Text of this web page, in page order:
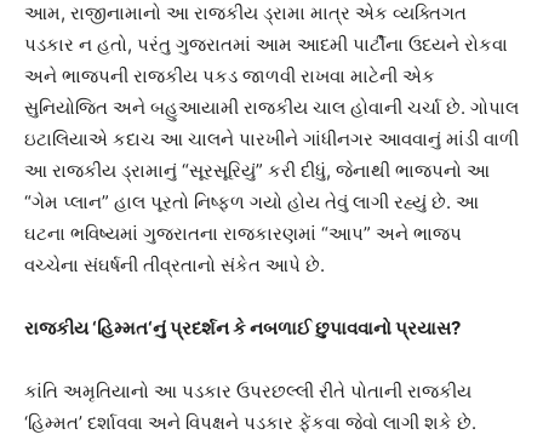
આમ, રાજીનામાનો આ રાજકીય ડ્રામા માત્ર એક વ્યક્તિગત
પડકાર ન હતો, પરંતુ ગુજરાતમાં આમ આદમી પાર્ટીના ઉદયને રોકવા
અને ભાજપની રાજકીય પકડ જાળવી રાખવા માટેની એક
સુનિયોજિત અને બહુઆયામી રાજકીય ચાલ હોવાની ચર્ચા છે. ગોપાલ
ઇટાલિયાએ કદાચ આ ચાલને પારખીને ગાંધીનગર આવવાનું માંડી વાળી
આ રાજકીય ડ્રામાનું “સૂરસૂરિયું” કરી દીધું, જેનાથી ભાજપનો આ
“ગેમ પ્લાન” હાલ પૂરતો નિષ્ફળ ગયો હોય તેવું લાગી રહ્યું છે. આ
ઘટના ભવિષ્યમાં ગુજરાતના રાજકારણમાં “આપ” અને ભાજપ
વચ્ચેના સંઘર્ષની તીવ્રતાનો સંકેત આપે છે.
રાજકીય‘હિમ્મત‘નું પ્રદર્શન કે નબળાઈ છુપાવવાનો પ્રયાસ?
કાંતિ અમૃતિયાનો આ પડકાર ઉપરછલ્લી રીતે પોતાની રાજકીય
‘હિમ્મત’ દર્શાવવા અને વિપક્ષને પડકાર ફેંકવા જેવો લાગી શકે છે.